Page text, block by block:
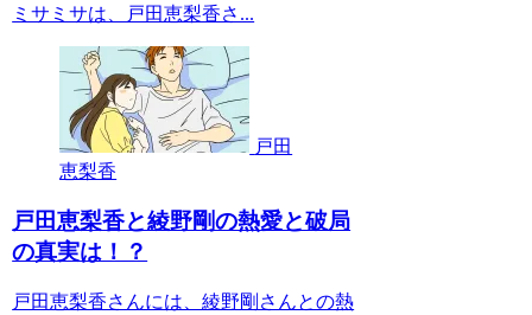
ミサミサは、戸田恵梨香さ...
戸田
恵梨香
戸田恵梨香と綾野剛の熱愛と破局
の真実は！？
戸田恵梨香さんには、綾野剛さんとの熱